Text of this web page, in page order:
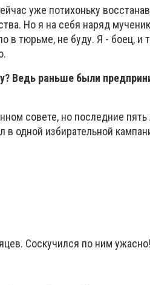
уже потихоньку
Но я на себя наряд
в тюрьме, не буду. Я - боец, и
Ведь раньше были
совете, но последние пять
в одной избирательной
Соскучился по ним ужасно!